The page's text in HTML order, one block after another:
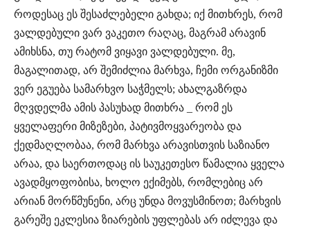
როდესაც ეს შესაძლებელი გახდა; იქ მითხრეს, რომ
ვალდებული ვარ ვაკეთო რაღაც, მაგრამ არავინ
ამიხსნა, თუ რატომ ვიყავი ვალდებული. მე,
მაგალითად, არ შემიძლია მარხვა, ჩემი ორგანიზმი
ვერ ეგუება სამარხვო საჭმელს; ახალგაზრდა
მღვდელმა ამის პასუხად მითხრა _ რომ ეს
ყველაფერი მიზეზები, პატივმოყვარეობა და
ქედმაღლობაა, რომ მარხვა არავისთვის საზიანო
არაა, და საერთოდაც ის საუკეთესო წამალია ყველა
ავადმყოფობისა, ხოლო ექიმებს, რომლებიც არ
არიან მორწმუნენი, არც უნდა მოვუსმინოთ; მარხვის
გარეშე ეკლესია ზიარების უფლებას არ იძლევა და